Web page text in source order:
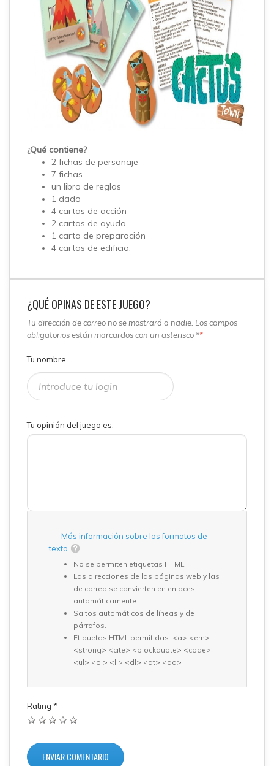
¿Qué contiene?
2 fichas de personaje
7 fichas
un libro de reglas
1 dado
4 cartas de acción
2 cartas de ayuda
1 carta de preparación
4 cartas de edificio.
¿QUÉ OPINAS DE ESTE JUEGO?
Tu dirección de correo no se mostrará a nadie. Los campos
obligatorios están marcardos con un asterisco **
Tu nombre
Tu opinión del juego es:
Más información sobre los formatos de
texto
No se permiten etiquetas HTML.
Las direcciones de las páginas web y las
de correo se convierten en enlaces
automáticamente.
Saltos automáticos de líneas y de
párrafos.
Etiquetas HTML permitidas: <a> <em>
<strong> <cite> <blockquote> <code>
<ul> <ol> <li> <dl> <dt> <dd>
Rating *